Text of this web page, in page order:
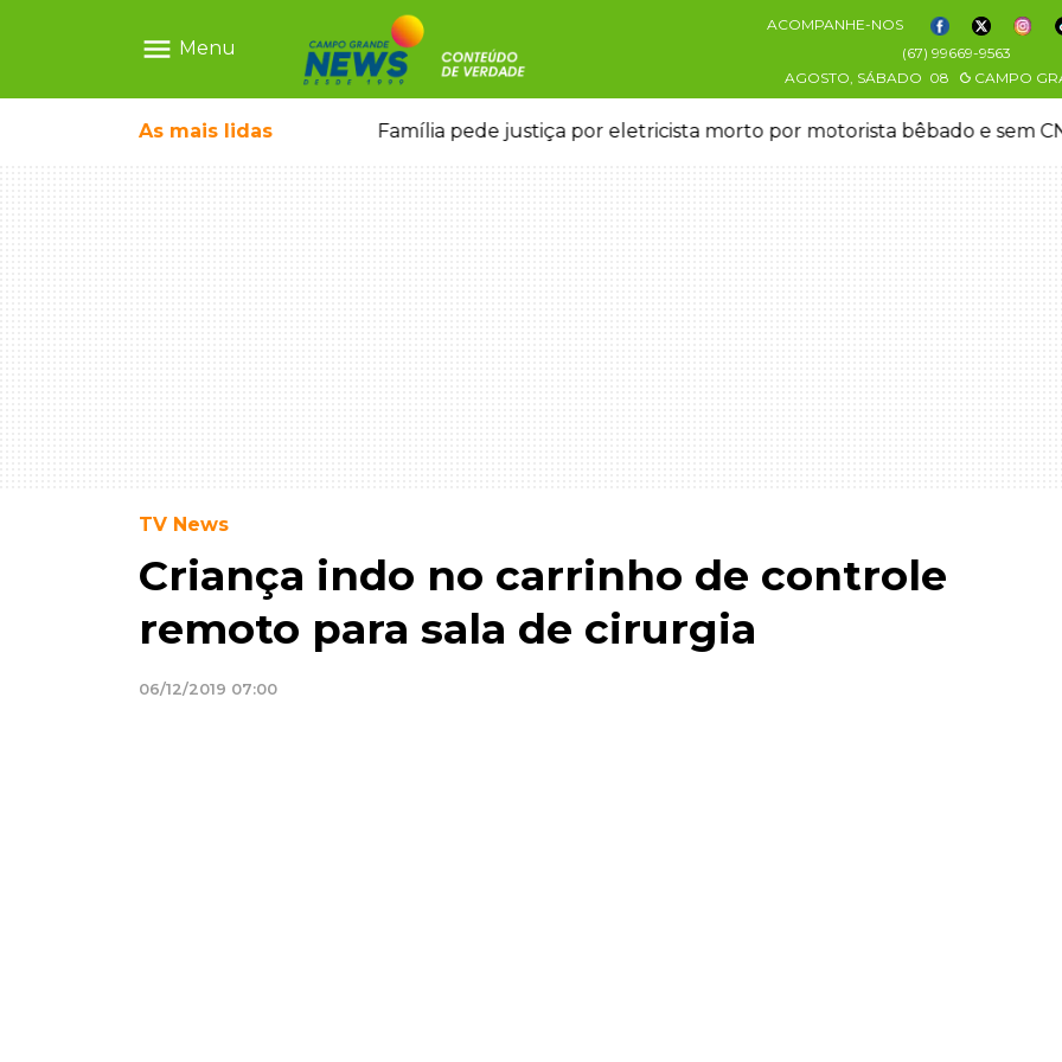
menu Menu
ACOMPANHE-NOS
(67) 99669-9563
AGOSTO, SÁBADO 08 CAMPO
As mais lidas Família pede justiça por eletricista morto por motorista bêbado e sem
TV News
Criança indo no carrinho de controle
remoto para sala de cirurgia
06/12/2019 07:00